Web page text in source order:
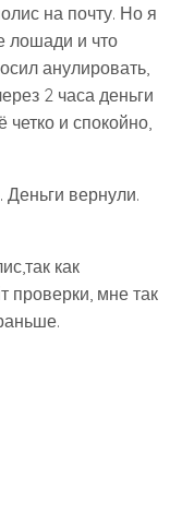
на почту. Но я
лошади и что
анулировать,
2 часа деньги
и спокойно,
вернули.
как
проверки, мне так